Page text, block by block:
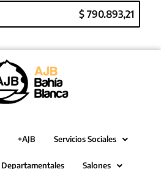
$ 790.893,21
+AJB Servicios Sociales
Departamentales Salones